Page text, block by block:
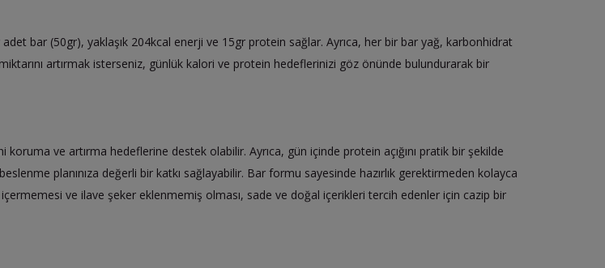
bar (50gr), yaklaşık 204kcal enerji ve 15gr protein sağlar. Ayrıca, her bir bar yağ, karbonhidrat
artırmak isterseniz, günlük kalori ve protein hedeflerinizi göz önünde bulundurarak bir
ve artırma hedeflerine destek olabilir. Ayrıca, gün içinde protein açığını pratik bir şekilde
planınıza değerli bir katkı sağlayabilir. Bar formu sayesinde hazırlık gerektirmeden kolayca
ve ilave şeker eklenmemiş olması, sade ve doğal içerikleri tercih edenler için cazip bir